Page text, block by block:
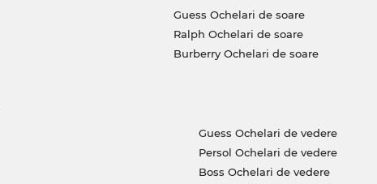
Guess Ochelari de soare
Ralph Ochelari de soare
Burberry Ochelari de soare
Guess Ochelari de vedere
Persol Ochelari de vedere
Boss Ochelari de vedere